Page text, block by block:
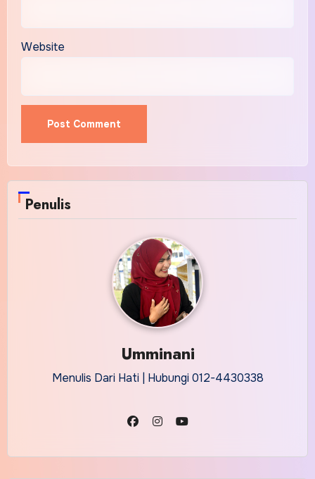
Website
Penulis
Umminani
Menulis Dari Hati | Hubungi 012-4430338